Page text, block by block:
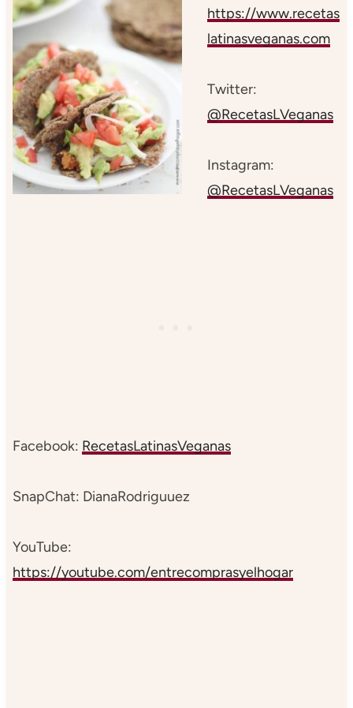
https://www.recetas
latinasveganas.com
Twitter:
@RecetasLVeganas
Instagram:
@RecetasLVeganas
Facebook: RecetasLatinasVeganas
SnapChat: DianaRodriguuez
YouTube:
https://youtube.com/entrecomprasyelhogar